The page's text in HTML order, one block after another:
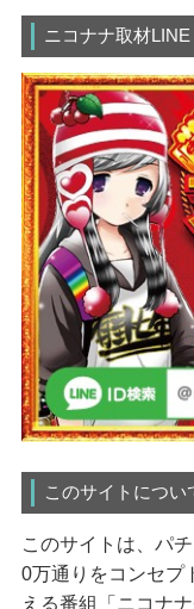
ニコナナ取材LINE
このサイトについ
このサイトは、パ
0万通りをコンセプ
える番組「ニコナ